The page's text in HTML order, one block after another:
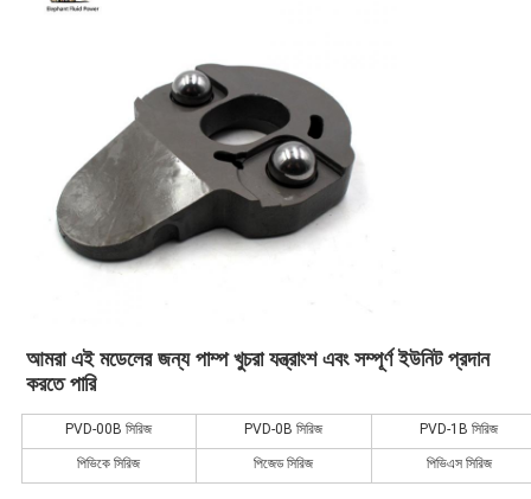
আমরা এই মডেলের জন্য পাম্প খুচরা যন্ত্রাংশ এবং সম্পূর্ণ ইউনিট প্রদান
করতে পারি
PVD-00B সিরিজ PVD-0B সিরিজ PVD-1B সিরিজ
পিভিকে সিরিজ পিজেড সিরিজ পিভিএস সিরিজ